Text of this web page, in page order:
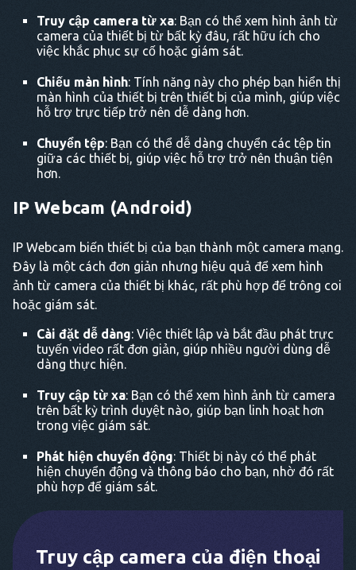
Truy cập camera từ xa: Bạn có thể xem hình ảnh từ
camera của thiết bị từ bất kỳ đâu, rất hữu ích cho
việc khắc phục sự cố hoặc giám sát.
Chiếu màn hình: Tính năng này cho phép bạn hiển thị
màn hình của thiết bị trên thiết bị của mình, giúp việc
hỗ trợ trực tiếp trở nên dễ dàng hơn.
Chuyển tệp: Bạn có thể dễ dàng chuyển các tệp tin
giữa các thiết bị, giúp việc hỗ trợ trở nên thuận tiện
hơn.
IP Webcam (Android)
IP Webcam biến thiết bị của bạn thành một camera mạng.
Đây là một cách đơn giản nhưng hiệu quả để xem hình
ảnh từ camera của thiết bị khác, rất phù hợp để trông coi
hoặc giám sát.
Cài đặt dễ dàng: Việc thiết lập và bắt đầu phát trực
tuyến video rất đơn giản, giúp nhiều người dùng dễ
dàng thực hiện.
Truy cập từ xa: Bạn có thể xem hình ảnh từ camera
trên bất kỳ trình duyệt nào, giúp bạn linh hoạt hơn
trong việc giám sát.
Phát hiện chuyển động: Thiết bị này có thể phát
hiện chuyển động và thông báo cho bạn, nhờ đó rất
phù hợp để giám sát.
Truy cập camera của điện thoại